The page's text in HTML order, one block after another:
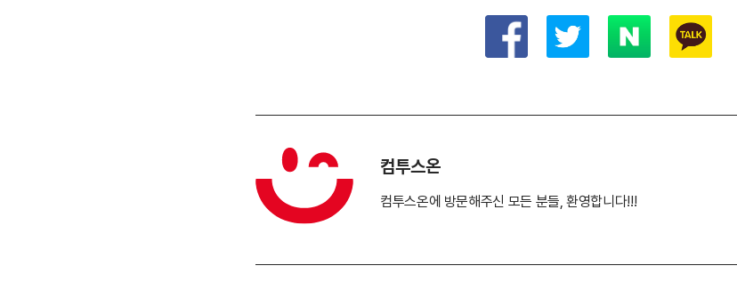
컴투스온
컴투스온에 방문해주신 모든 분들, 환영합니다!!!